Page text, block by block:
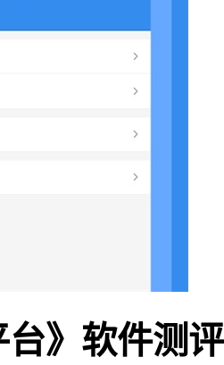
台》软件测